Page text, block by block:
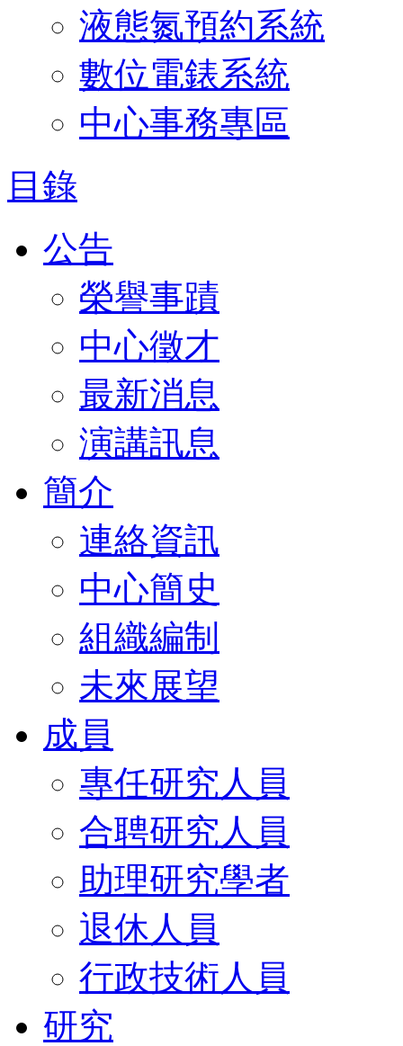
液態氮預約系統
數位電錶系統
中心事務專區
目錄
公告
榮譽事蹟
中心徵才
最新消息
演講訊息
簡介
連絡資訊
中心簡史
組織編制
未來展望
成員
專任研究人員
合聘研究人員
助理研究學者
退休人員
行政技術人員
研究